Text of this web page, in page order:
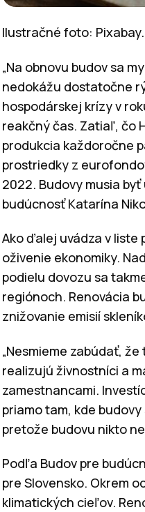
Ilustračné foto:
„Na obnovu budov sa
nedokážu dostatočne
hospodárskej krízy v
reakčný čas. Zatiaľ, čo
produkcia každoročne
prostriedky z
2022. Budovy musia
budúcnosť Katarína
Ako ďalej uvádza v
oživenie ekonomiky.
podielu dovozu sa
regiónoch. Renovácia
znižovanie emisií
„Nesmieme zabúdať,
realizujú živnostníci a
zamestnancami.
priamo tam, kde
pretože budovu nikto
Podľa Budov pre
pre Slovensko. Okrem
klimatických cieľov.